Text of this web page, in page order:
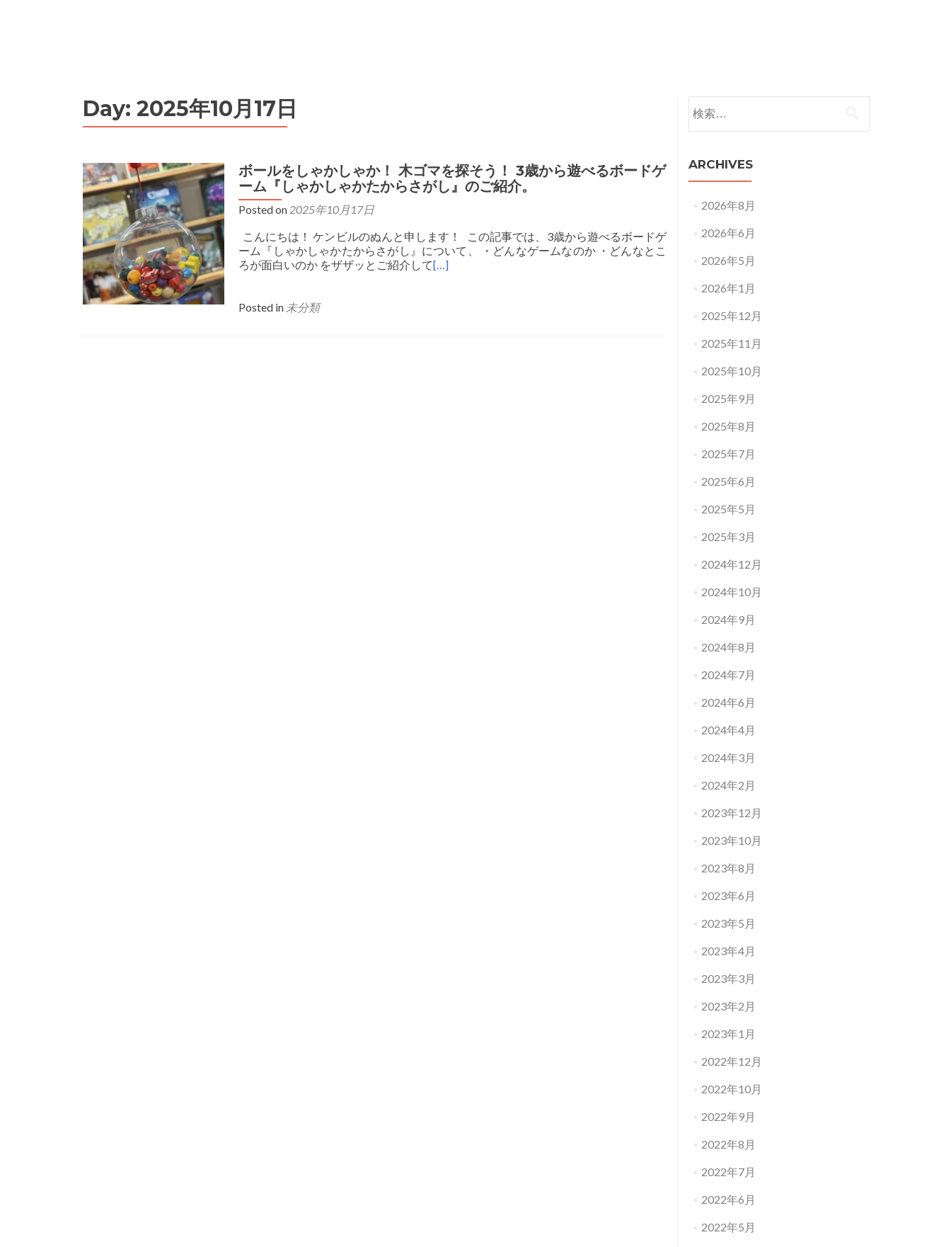
Day: 2025年10月17日
ボールをしゃかしゃか！ 木ゴマを探そう！ 3歳から遊べるボードゲ
ーム『しゃかしゃかたからさがし』のご紹介。
Posted on 2025年10月17日
こんにちは！ ケンビルのぬんと申します！ この記事では、3歳から遊べるボードゲ
ーム『しゃかしゃかたからさがし』について、 ・どんなゲームなのか ・どんなとこ
ろが面白いのか をザザッとご紹介して[…]
Posted in 未分類
検索:
ARCHIVES
2026年8月
2026年6月
2026年5月
2026年1月
2025年12月
2025年11月
2025年10月
2025年9月
2025年8月
2025年7月
2025年6月
2025年5月
2025年3月
2024年12月
2024年10月
2024年9月
2024年8月
2024年7月
2024年6月
2024年4月
2024年3月
2024年2月
2023年12月
2023年10月
2023年8月
2023年6月
2023年5月
2023年4月
2023年3月
2023年2月
2023年1月
2022年12月
2022年10月
2022年9月
2022年8月
2022年7月
2022年6月
2022年5月